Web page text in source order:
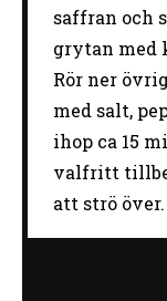
saffran och
grytan med
Rör ner
med salt,
ihop ca 15
valfritt
att strö över.